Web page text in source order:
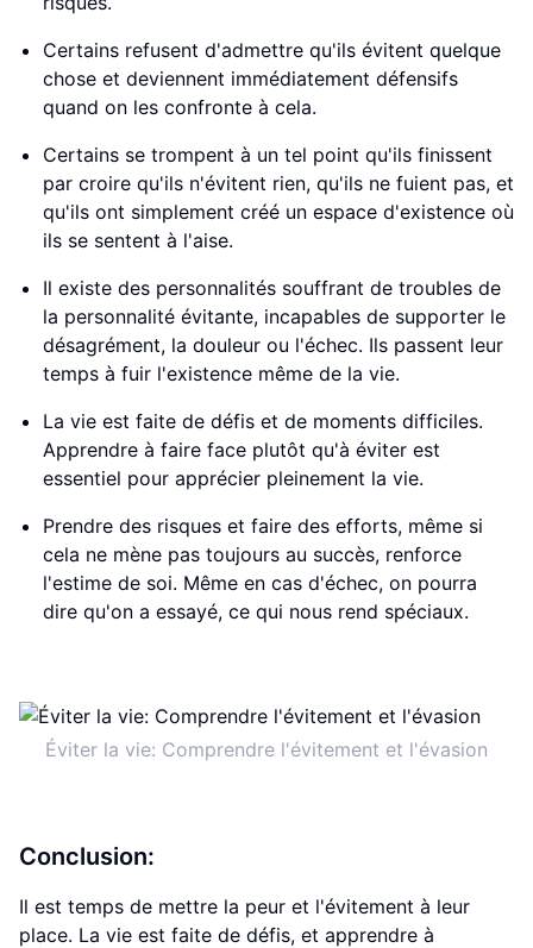
Certains refusent d'admettre qu'ils évitent quelque
chose et deviennent immédiatement défensifs
quand on les confronte à cela.
Certains se trompent à un tel point qu'ils finissent
par croire qu'ils n'évitent rien, qu'ils ne fuient pas, et
qu'ils ont simplement créé un espace d'existence où
ils se sentent à l'aise.
Il existe des personnalités souffrant de troubles de
la personnalité évitante, incapables de supporter le
désagrément, la douleur ou l'échec. Ils passent leur
temps à fuir l'existence même de la vie.
La vie est faite de défis et de moments difficiles.
Apprendre à faire face plutôt qu'à éviter est
essentiel pour apprécier pleinement la vie.
Prendre des risques et faire des efforts, même si
cela ne mène pas toujours au succès, renforce
l'estime de soi. Même en cas d'échec, on pourra
dire qu'on a essayé, ce qui nous rend spéciaux.
Éviter la vie: Comprendre l'évitement et l'évasion
Conclusion:
Il est temps de mettre la peur et l'évitement à leur
place. La vie est faite de défis, et apprendre à